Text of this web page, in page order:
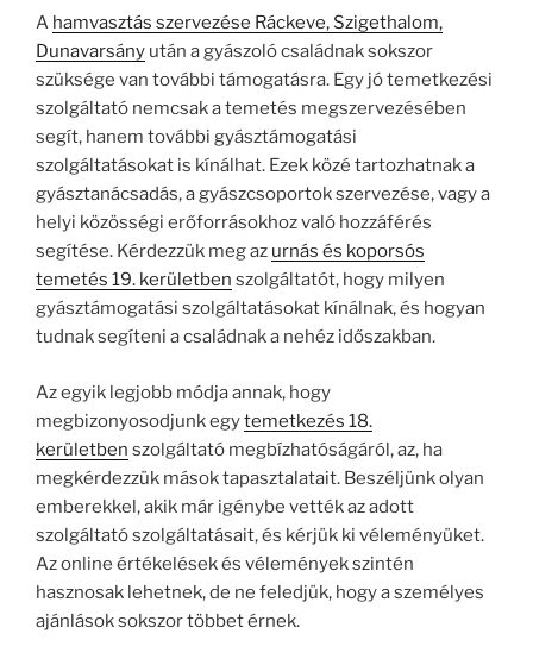
A hamvasztás szervezése Ráckeve, Szigethalom,
Dunavarsány után a gyászoló családnak sokszor
szüksége van további támogatásra. Egy jó temetkezési
szolgáltató nemcsak a temetés megszervezésében
segít, hanem további gyásztámogatási
szolgáltatásokat is kínálhat. Ezek közé tartozhatnak a
gyásztanácsadás, a gyászcsoportok szervezése, vagy a
helyi közösségi erőforrásokhoz való hozzáférés
segítése. Kérdezzük meg az urnás és koporsós
temetés 19. kerületben szolgáltatót, hogy milyen
gyásztámogatási szolgáltatásokat kínálnak, és hogyan
tudnak segíteni a családnak a nehéz időszakban.
Az egyik legjobb módja annak, hogy
megbizonyosodjunk egytemetkezés 18.
kerületben szolgáltató megbízhatóságáról, az, ha
megkérdezzük mások tapasztalatait. Beszéljünk olyan
emberekkel, akik már igénybe vették az adott
szolgáltató szolgáltatásait, és kérjük ki véleményüket.
Az online értékelések és vélemények szintén
hasznosak lehetnek, de ne feledjük, hogy a személyes
ajánlások sokszor többet érnek.